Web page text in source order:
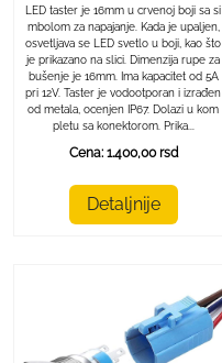
LED taster je 16mm u crvenoj boji sa si
mbolom za napajanje. Kada je upaljen,
osvetljava se LED svetlo u boji, kao što
je prikazano na slici. Dimenzija rupe za
bušenje je 16mm. Ima kapacitet od 5A
pri 12V. Taster je vodootporan i izrađen
od metala, ocenjen IP67. Dolazi u kom
pletu sa konektorom. Prika...
Cena: 1.400,00 rsd
Detaljnije